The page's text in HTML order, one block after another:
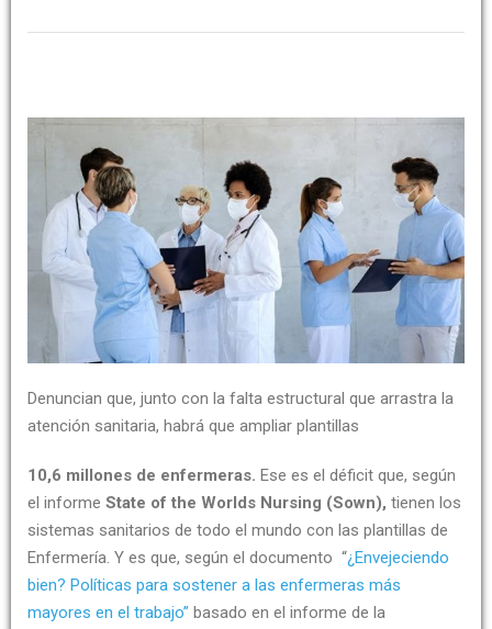
Denuncian que, junto con la falta estructural que arrastra la
atención sanitaria, habrá que ampliar plantillas
10,6 millones de enfermeras. Ese es el déficit que, según
el informe State of the Worlds Nursing (Sown), tienen los
sistemas sanitarios de todo el mundo con las plantillas de
Enfermería. Y es que, según el documento “¿Envejeciendo
bien? Políticas para sostener a las enfermeras más
mayores en el trabajo” basado en el informe de la